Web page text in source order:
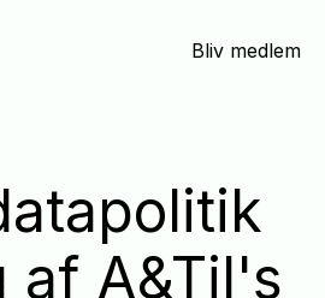
Bliv medlem
af A&Til's